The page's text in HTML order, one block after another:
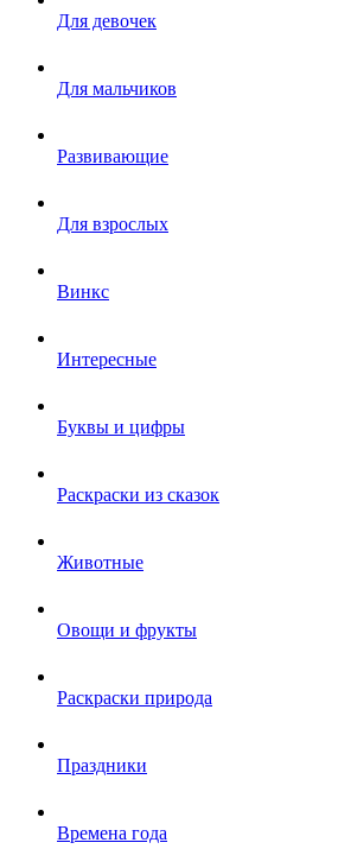
Для девочек
Для мальчиков
Развивающие
Для взрослых
Винкс
Интересные
Буквы и цифры
Раскраски из сказок
Животные
Овощи и фрукты
Раскраски природа
Праздники
Времена года